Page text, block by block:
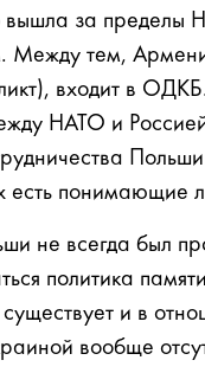
вышла за
Между тем,
входит в
НАТО и
есть понимающие
не всегда был
политика
и в
вообще